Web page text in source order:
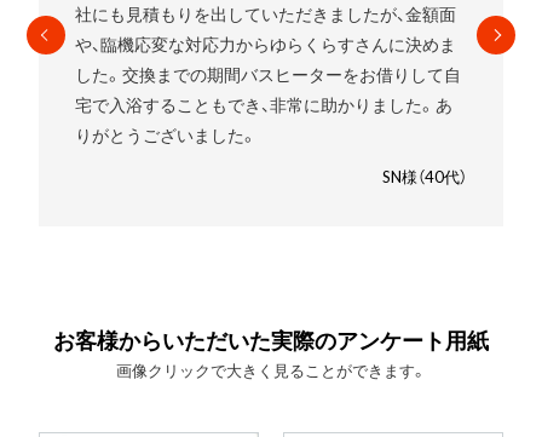
したいことをお伝えすると すぐに段取りを組んでく
れました。高いものを売りつけられるんじゃないか
と少し心配でしたが、ゆらくらすさんにお願いして
良かったです。笑
お客様からいただいた実際のアンケート用紙
画像クリックで大きく見ることができます。